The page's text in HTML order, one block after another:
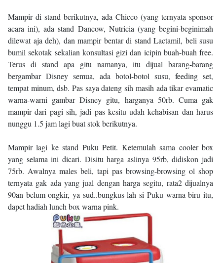
Mampir di stand berikutnya, ada Chicco (yang ternyata sponsor
acara ini), ada stand Dancow, Nutricia (yang begini-beginimah
dilewat aja deh), dan mampir bentar di stand Lactamil, beli susu
bumil sekotak sekalian konsultasi gizi dan icipin buah-buah free.
Terus di stand apa gitu namanya, itu dijual barang-barang
bergambar Disney semua, ada botol-botol susu, feeding set,
tempat minum, dsb. Pas saya dateng sih masih ada tikar evamatic
warna-warni gambar Disney gitu, harganya 50rb. Cuma gak
mampir dari pagi sih, jadi pas kesitu udah kehabisan dan harus
nunggu 1.5 jam lagi buat stok berikutnya.
Mampir lagi ke stand Puku Petit. Ketemulah sama cooler box
yang selama ini dicari. Disitu harga aslinya 95rb, didiskon jadi
75rb. Awalnya males beli, tapi pas browsing-browsing ol shop
ternyata gak ada yang jual dengan harga segitu, rata2 dijualnya
90an belum ongkir, ya sud..bungkus lah si Puku warna biru itu,
dapet hadiah lunch box warna pink.